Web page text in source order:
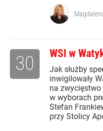
WSI w
Jak służby
inwigilowały
na
w wyborach
Stefan
przy Stolicy
30